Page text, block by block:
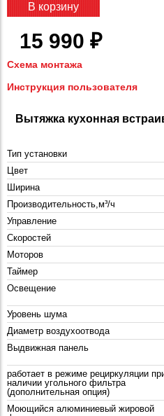
В корзину
15 990 ₽
Схема монтажа
Инструкция пользователя
Вытяжка кухонная
Тип установки
Цвет
Ширина
Производительность,м³/ч
Управление
Скоростей
Моторов
Таймер
Освещение
Уровень шума
Диаметр воздухоотвода
Выдвижная панель
работает в режиме рециркуляции
наличии угольного фильтра
(дополнительная опция)
Моющийся алюминиевый жировой